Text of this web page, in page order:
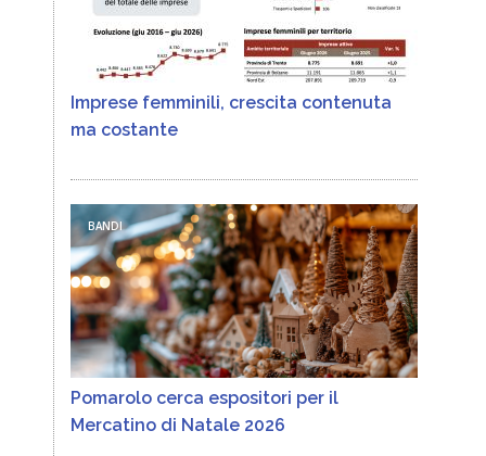
Imprese femminili, crescita contenuta
ma costante
BANDI
Pomarolo cerca espositori per il
Mercatino di Natale 2026